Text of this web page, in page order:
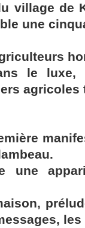
village de
une
le luxe,
une